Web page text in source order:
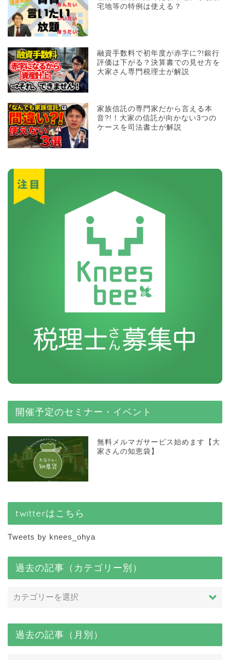
宅地等の特例は使える？
融資手数料で初年度が赤字に?!銀行
評価は下がる？決算書での見せ方を
大家さん専門税理士が解説
家族信託の専門家だから言える本
音?!！大家の信託が向かない3つの
ケースを司法書士が解説
開催予定のセミナー・イベント
無料メルマガサービス始めます【大
家さんの知恵袋】
twitterはこちら
Tweets by knees_ohya
過去の記事（カテゴリー別）
過去の記事（月別）